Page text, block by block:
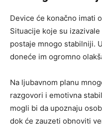
Device će konačno imati
Situacije koje su
postaje mnogo stabilniji.
doneće im ogromno
Na ljubavnom planu
razgovori i emotivna
mogli bi da upoznaju
dok će zauzeti obnoviti